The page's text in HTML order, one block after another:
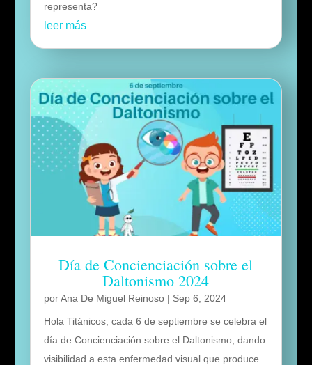
representa?
leer más
Día de Concienciación sobre el
Daltonismo 2024
porAna De Miguel Reinoso| Sep 6, 2024
Hola Titánicos, cada 6 de septiembre se celebra el
día de Concienciación sobre el Daltonismo, dando
visibilidad a esta enfermedad visual que produce